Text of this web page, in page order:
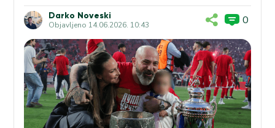
Darko Noveski
Objavljeno 14.06.2026. 10:43 0